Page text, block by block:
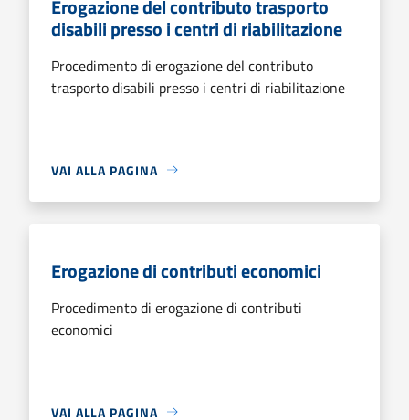
Erogazione del contributo trasporto
disabili presso i centri di riabilitazione
Procedimento di erogazione del contributo
trasporto disabili presso i centri di riabilitazione
VAI ALLA PAGINA
Erogazione di contributi economici
Procedimento di erogazione di contributi
economici
VAI ALLA PAGINA